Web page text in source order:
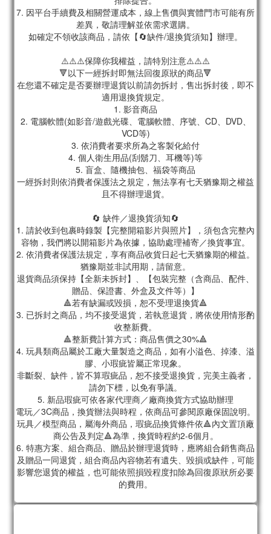
7. 因平台手續費及相關營運成本，線上售價與實體門市可能有所
差異，敬請理解並依需求選購。
如確定不領收該商品，請依【🔄缺件/退換貨須知】辦理。
⚠️⚠️⚠️保障你我權益，請特別注意⚠️⚠️⚠️
🔻以下一經拆封即無法回復原狀的商品🔻
在您還不確定是否要辦理退貨以前請勿拆封，售出拆封後，即不
適用退換貨規定。
1. 影音商品
2. 電腦軟體(如影音/遊戲光碟、電腦軟體、序號、CD、DVD、
VCD等)
3. 依消費者要求所為之客製化給付
4. 個人衛生用品(刮鬍刀、耳機等)等
5. 盲盒、隨機抽包、福袋等商品
一經拆封則依消費者保護法之規定，無法享有七天猶豫期之權益
且不得辦理退貨。
🔄 缺件／退換貨須知🔄
1. 請於收到包裹時錄製【完整開箱影片與照片】，須包含完整內
容物，我們將以開箱影片為依據，協助處理補寄／換貨事宜。
2. 依消費者保護法規定，享有商品收貨日起七天猶豫期的權益。
猶豫期並非試用期，請留意。
退貨商品須保持【全新未拆封】、【包裝完整（含商品、配件、
贈品、保證書、外盒及文件等）】
🔺若有缺漏或毀損，恕不受理退換貨🔺
3. 已拆封之商品，均不接受退貨，若執意退貨，將依使用情形酌
收整新費。
🔺整新費計算方式：商品售價之30%🔺
4. 玩具類商品屬於工廠大量製造之商品，如有小溢色、掉漆、溢
膠、小瑕疵皆屬正常現象。
非斷裂、缺件，皆不算瑕疵品，恕不接受退換貨，完美主義者，
請勿下標，以免有爭議。
5. 新品瑕疵可依各家代理商／廠商換貨方式協助辦理
電玩／3C商品，換貨辦法與時程，依商品可參閱原廠保固說明。
玩具／模型商品，屬海外商品，瑕疵品換貨條件依🔺內文置頂廠
商公告及判定🔺為準，換貨時程約2-6個月。
6. 特惠方案、組合商品、贈品於辦理退貨時，應將組合銷售商品
及贈品一同退貨，組合商品內容物若有遺失、毀損或缺件，可能
影響您退貨的權益，也可能依照損毀程度扣除為回復原狀所必要
的費用。